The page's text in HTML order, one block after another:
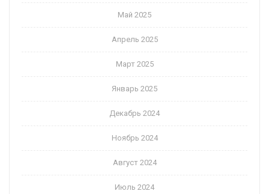
Май 2025
Апрель 2025
Март 2025
Январь 2025
Декабрь 2024
Ноябрь 2024
Август 2024
Июль 2024